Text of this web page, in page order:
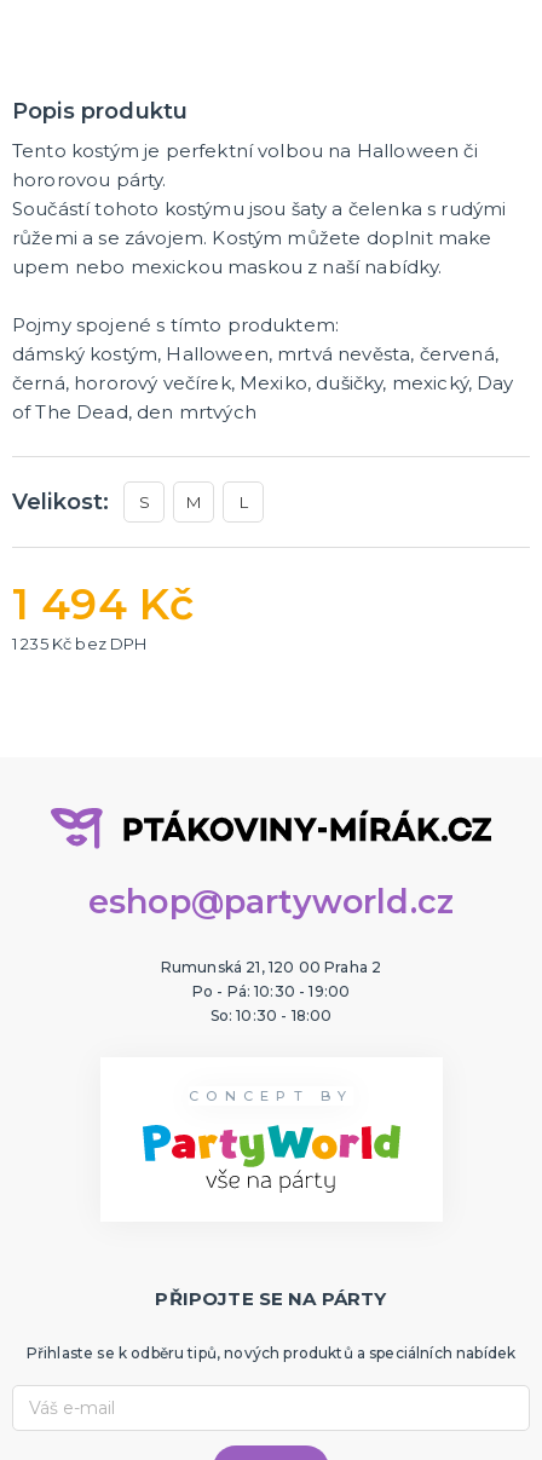
Popis produktu
Tento kostým je perfektní volbou na Halloween či
hororovou párty.
Součástí tohoto kostýmu jsou šaty a čelenka s rudými
růžemi a se závojem. Kostým můžete doplnit make
upem nebo mexickou maskou z naší nabídky.
Pojmy spojené s tímto produktem:
dámský kostým, Halloween, mrtvá nevěsta, červená,
černá, hororový večírek, Mexiko, dušičky, mexický, Day
of The Dead, den mrtvých
Velikost: S M L
1 494 Kč
1 235 Kč bez DPH
eshop@partyworld.cz
Rumunská 21, 120 00 Praha 2
Po - Pá: 10:30 - 19:00
So: 10:30 - 18:00
CONCEPT BY
PŘIPOJTE SE NA PÁRTY
Přihlaste se k odběru tipů, nových produktů a speciálních nabídek